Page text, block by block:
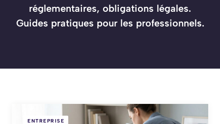
réglementaires, obligations légales.
Guides pratiques pour les professionnels.
ENTREPRISE